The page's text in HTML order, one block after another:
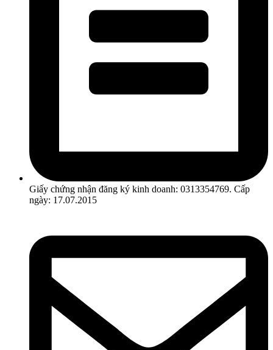
Giấy chứng nhận đăng ký kinh doanh: 0313354769. Cấp
ngày: 17.07.2015